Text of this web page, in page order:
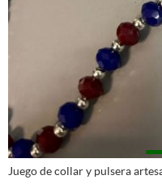
Juego de collar y pulsera